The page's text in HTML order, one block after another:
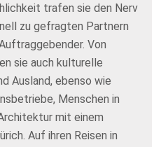
trafen sie den Nerv
zu gefragten Partnern
Von
sie auch kulturelle
Ausland, ebenso wie
Menschen in
mit einem
Auf ihren Reisen in